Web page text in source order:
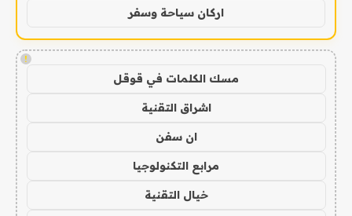
اركان سياحة وسفر
!
مسك الكلمات في قوقل
اشراق التقنية
ان سفن
مرابع التكنولوجيا
خيال التقنية